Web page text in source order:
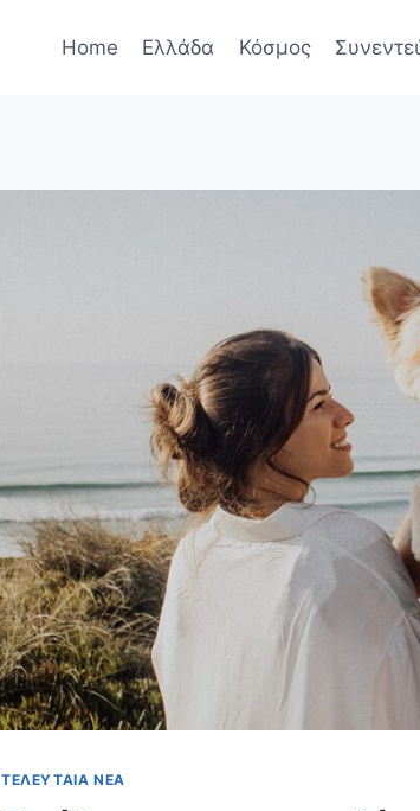
Home Ελλάδα Κόσμος
ΤΕΛΕΥΤΑΊΑ ΝΈΑ